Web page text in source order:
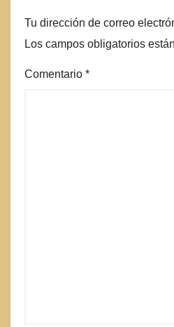
Tu dirección de correo
Los campos obligatorios
Comentario *